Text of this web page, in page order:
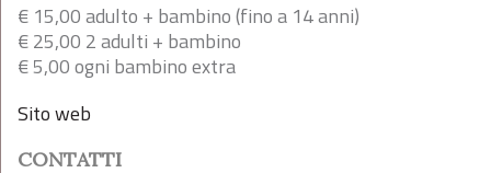
€ 15,00 adulto + bambino (fino a 14 anni)
€ 25,00 2 adulti + bambino
€ 5,00 ogni bambino extra
Sito web
CONTATTI